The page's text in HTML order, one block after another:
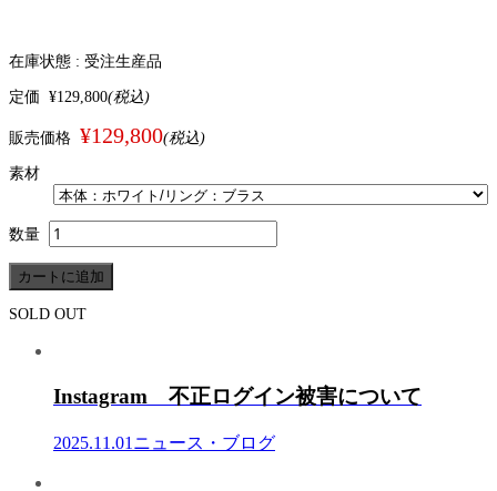
在庫状態 : 受注生産品
定価 ¥129,800(税込)
販売価格 ¥129,800(税込)
素材
数量
SOLD OUT
Instagram 不正ログイン被害について
2025.11.01 ニュース・ブログ